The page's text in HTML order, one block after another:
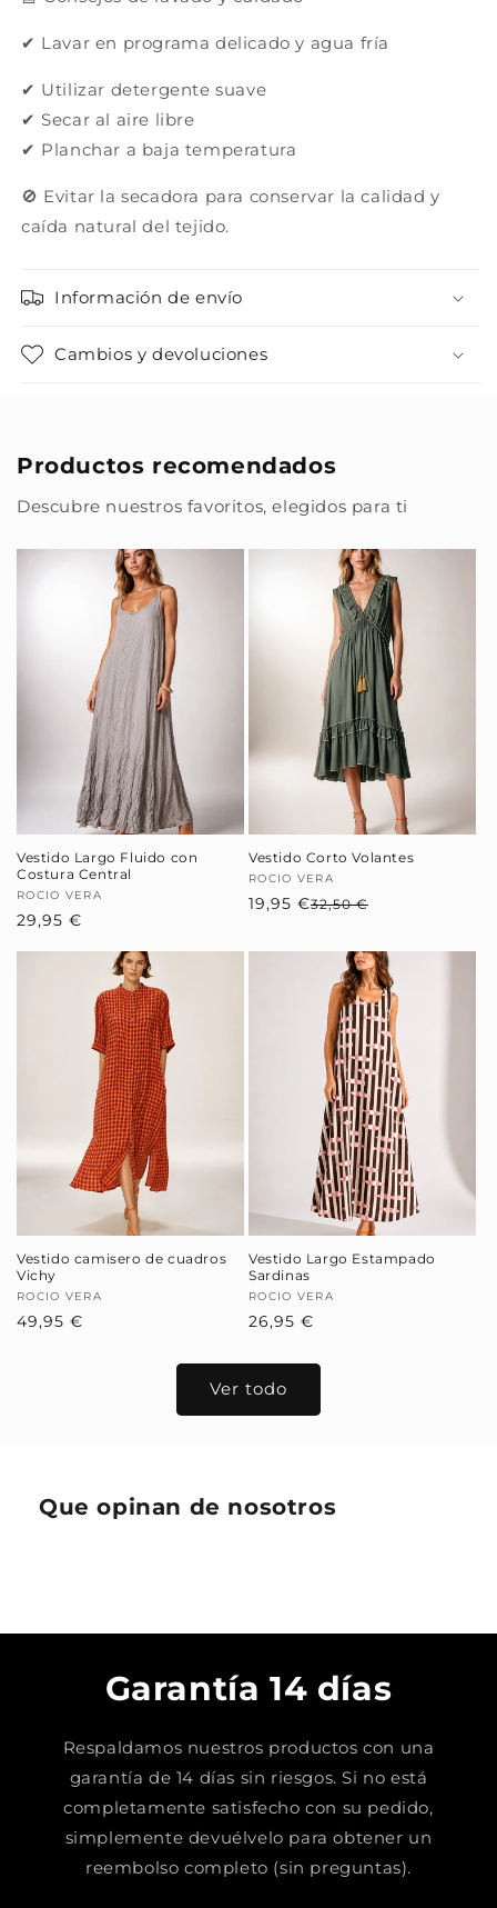
✔ Lavar en programa delicado y agua fría
✔ Utilizar detergente suave
✔ Secar al aire libre
✔ Planchar a baja temperatura
🚫 Evitar la secadora para conservar la calidad y
caída natural del tejido.
Información de envío
Cambios y devoluciones
Productos recomendados
Descubre nuestros favoritos, elegidos para ti
Vestido Largo Fluido con
Costura Central
Proveedor:
ROCIO VERA
Precio
29,95 €
Vestido Corto Volantes
Proveedor:
ROCIO VERA
32,50 €
oferta
19,95 €
Vestido camisero de cuadros
Vichy
Proveedor:
ROCIO VERA
Precio
49,95 €
Vestido Largo Estampado
Sardinas
Proveedor:
ROCIO VERA
Precio
26,95 €
Ver todo
Que opinan de nosotros
Garantía 14 días
Respaldamos nuestros productos con una
garantía de 14 días sin riesgos. Si no está
completamente satisfecho con su pedido,
simplemente devuélvelo para obtener un
reembolso completo (sin preguntas).